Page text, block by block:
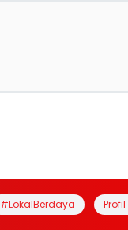
#LokalBerdaya